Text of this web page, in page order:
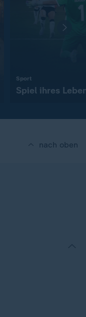
Sport
Spiel ihres
nach oben